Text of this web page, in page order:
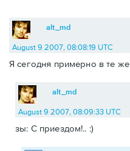
alt_md
August 9 2007, 08:08:19 UTC
Я сегодня примерно в те
alt_md
August 9 2007, 08:09:33 UTC
зы: С приездом!.. :)